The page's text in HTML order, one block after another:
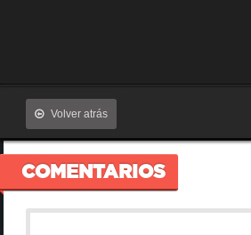
Volver atrás
COMENTARIOS